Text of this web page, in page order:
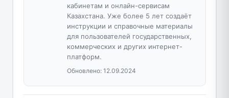
кабинетам и онлайн-сервисам
Казахстана. Уже более 5 лет создаёт
инструкции и справочные материалы
для пользователей государственных,
коммерческих и других интернет-
платформ.
Обновлено: 12.09.2024